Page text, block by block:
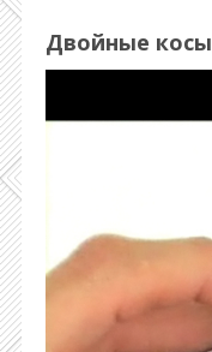
Двойные косы